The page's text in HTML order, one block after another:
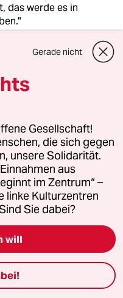
das werde es in
Annalena Baerbock
Koalitionen ihre
eingegangen ist
um regieren zu
lese, dann fühle ich
ziemlich auf den
„Es ist nicht
schützen und das
viele
Weg machen.
Grünen tatschlich
Gerade nicht
Gesellschaft!
die sich gegen
unsere Solidarität.
aus
im Zentrum“ –
linke Kulturzentren
Sie dabei?
will